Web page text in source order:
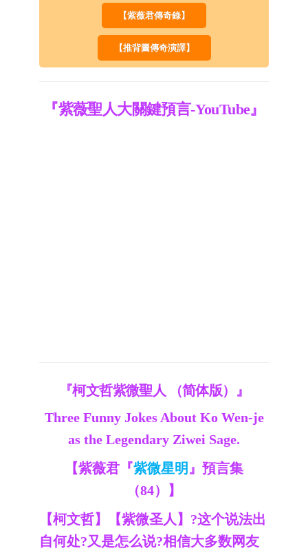
【紫薇君傳奇錄】
【推背圖傳奇演譯】
『紫薇聖人大關鍵預言-YouTube』
『柯文哲紫微聖人 （简体版）』
Three Funny Jokes About Ko Wen-je
as the Legendary Ziwei Sage.
【紫薇君『紫微星明 』預言集
（84）】
【柯文哲】【紫微圣人】?这个说法出
自何处?又是怎么说?相信大多数网友